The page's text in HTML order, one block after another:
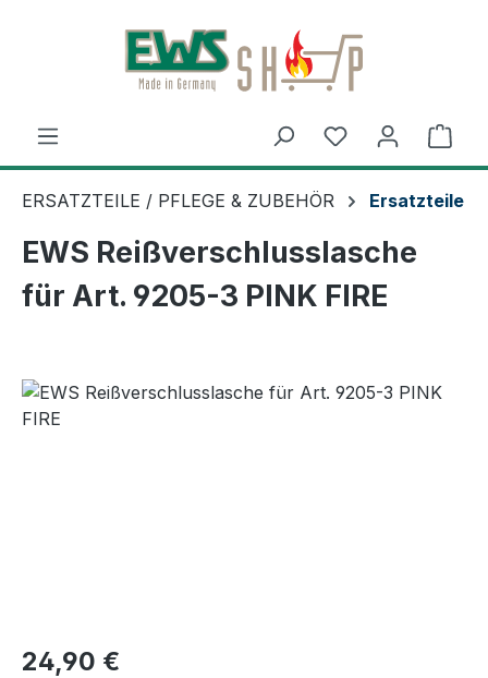
Zum Hauptinhalt springen
ERSATZTEILE / PFLEGE & ZUBEHÖR Ersatzteile
EWS Reißverschlusslasche
für Art. 9205-3 PINK FIRE
Regulärer Preis:
24,90 €